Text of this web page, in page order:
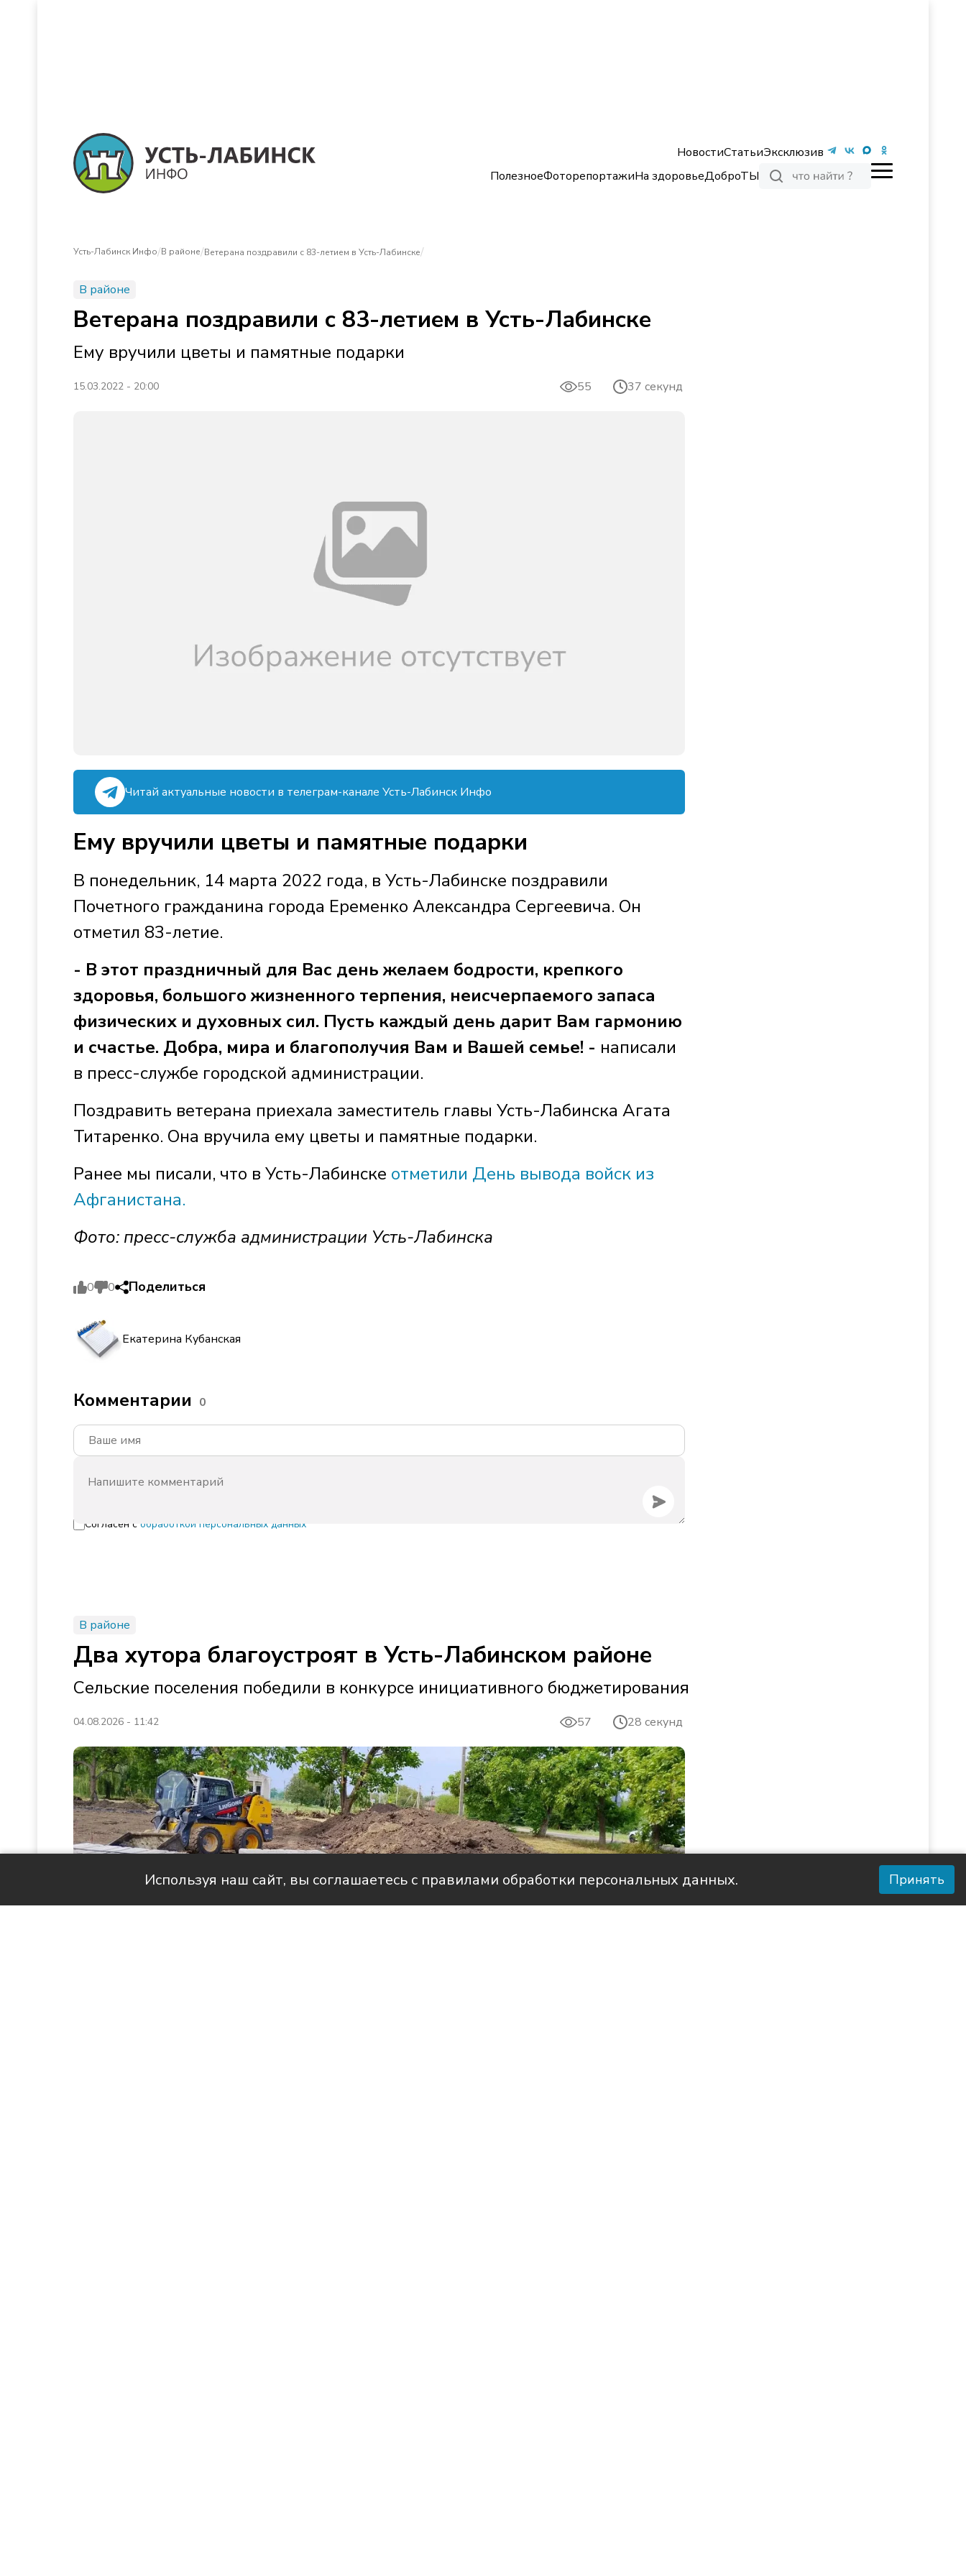
НовостиСтатьиЭксклюзив
ПолезноеФоторепортажиНа здоровьеДоброТЫ
Усть-Лабинск Инфо/В районе/Ветерана поздравили с 83-летием в Усть-Лабинске/
В районе
Ветерана поздравили с 83-летием в Усть-Лабинске
Ему вручили цветы и памятные подарки
15.03.2022 - 20:00 55 37 секунд
Читай актуальные новости в телеграм-канале Усть-Лабинск Инфо
Ему вручили цветы и памятные подарки
В понедельник, 14 марта 2022 года, в Усть-Лабинске поздравили
Почетного гражданина города Еременко Александра Сергеевича. Он
отметил 83-летие.
- В этот праздничный для Вас день желаем бодрости, крепкого
здоровья, большого жизненного терпения, неисчерпаемого запаса
физических и духовных сил. Пусть каждый день дарит Вам гармонию
и счастье. Добра, мира и благополучия Вам и Вашей семье! - написали
в пресс-службе городской администрации.
Поздравить ветерана приехала заместитель главы Усть-Лабинска Агата
Титаренко. Она вручила ему цветы и памятные подарки.
Ранее мы писали, что в Усть-Лабинске отметили День вывода войск из
Афганистана.
Фото: пресс-служба администрации Усть-Лабинска
0 0 Поделиться
Екатерина Кубанская
Комментарии 0
Согласен с обработкой персональных данных
В районе
Два хутора благоустроят в Усть-Лабинском районе
Сельские поселения победили в конкурсе инициативного бюджетирования
04.08.2026 - 11:42 57 28 секунд
Используя наш сайт, вы соглашаетесь с правилами обработки персональных данных. Принять